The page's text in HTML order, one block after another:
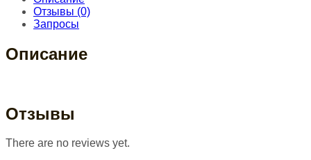
Отзывы (0)
Запросы
Описание
Отзывы
There are no reviews yet.